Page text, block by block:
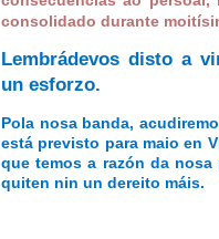
consolidado durante
Lembrádevos disto a
un esforzo.
Pola nosa banda,
está previsto para maio en
que temos a razón da
quiten nin un dereito máis.